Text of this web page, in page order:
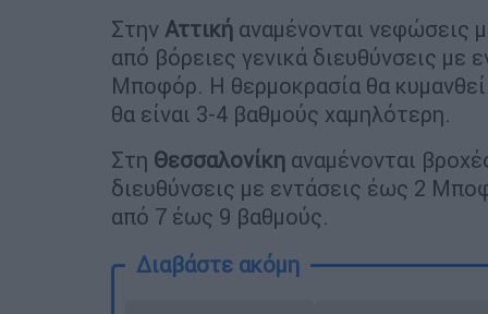
Στην Αττική αναμένονται νεφώσεις
από βόρειες γενικά διευθύνσεις με
Μποφόρ. Η θερμοκρασία θα
θα είναι 3-4 βαθμούς χαμηλότερη.
Στη Θεσσαλονίκη αναμένονται
διευθύνσεις με εντάσεις έως 2
από 7 έως 9 βαθμούς.
Διαβάστε ακόμη